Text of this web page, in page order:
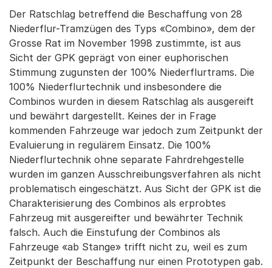
Der Ratschlag betreffend die Beschaffung von 28
Niederflur-Tramzügen des Typs «Combino», dem der
Grosse Rat im November 1998 zustimmte, ist aus
Sicht der GPK geprägt von einer euphorischen
Stimmung zugunsten der 100% Niederflurtrams. Die
100% Niederflurtechnik und insbesondere die
Combinos wurden in diesem Ratschlag als ausgereift
und bewährt dargestellt. Keines der in Frage
kommenden Fahrzeuge war jedoch zum Zeitpunkt der
Evaluierung in regulärem Einsatz. Die 100%
Niederflurtechnik ohne separate Fahrdrehgestelle
wurden im ganzen Ausschreibungsverfahren als nicht
problematisch eingeschätzt. Aus Sicht der GPK ist die
Charakterisierung des Combinos als erprobtes
Fahrzeug mit ausgereifter und bewährter Technik
falsch. Auch die Einstufung der Combinos als
Fahrzeuge «ab Stange» trifft nicht zu, weil es zum
Zeitpunkt der Beschaffung nur einen Prototypen gab.